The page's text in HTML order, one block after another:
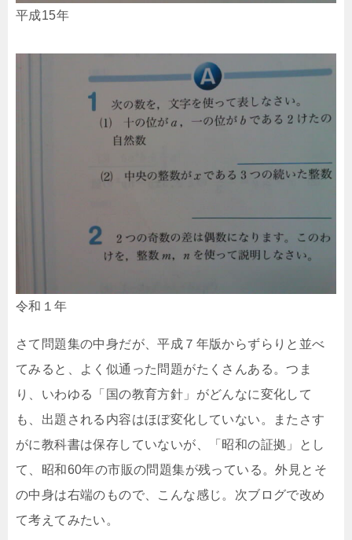
平成15年
令和１年
さて問題集の中身だが、平成７年版からずらりと並べ
てみると、よく似通った問題がたくさんある。つま
り、いわゆる「国の教育方針」がどんなに変化して
も、出題される内容はほぼ変化していない。またさす
がに教科書は保存していないが、「昭和の証拠」とし
て、昭和60年の市販の問題集が残っている。外見とそ
の中身は右端のもので、こんな感じ。次ブログで改め
て考えてみたい。